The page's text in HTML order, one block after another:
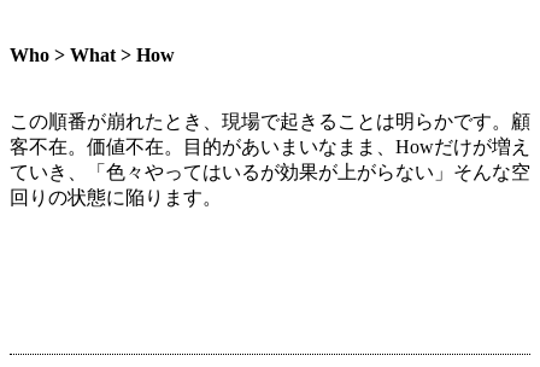
Who > What > How
この順番が崩れたとき、現場で起きることは明らかです。顧
客不在。価値不在。目的があいまいなまま、Howだけが増え
ていき、「色々やってはいるが効果が上がらない」そんな空
回りの状態に陥ります。